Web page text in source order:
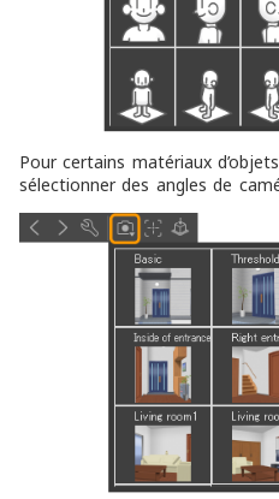
Pour certains matériaux
sélectionner des angles de